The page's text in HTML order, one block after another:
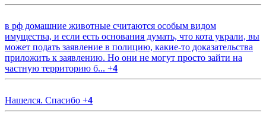
в рф домашние животные считаются особым видом
имущества, и если есть основания думать, что кота украли, вы
может подать заявление в полицию, какие-то доказательства
приложить к заявлению. Но они не могут просто зайти на
частную территорию б... +4
Нашелся. Спасибо +4